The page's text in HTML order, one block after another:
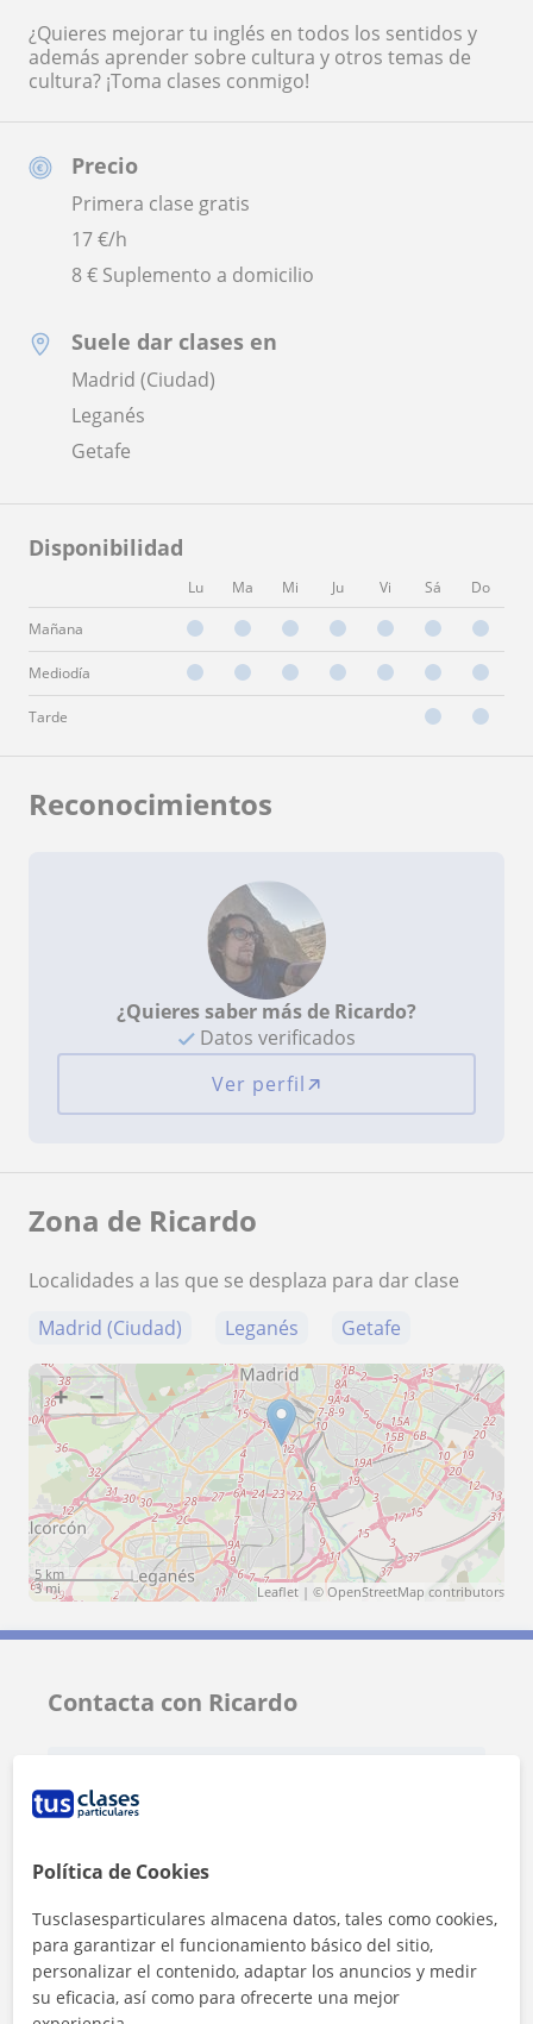
Precio
Primera clase gratis
17€/h
8 € Suplemento a domicilio
Suele dar clases en
Madrid (Ciudad)
Leganés
Getafe
Disponibilidad
Lu Ma Mi Ju Vi Sá Do
Mañana
Mediodía
Tarde
¿Quieres mejorar tu inglés en todos los sentidos y
además aprender sobre cultura y otros temas de
cultura? ¡Toma clases conmigo!
Reconocimientos
¿Quieres saber más de Ricardo?
Datos verificados
Ver perfil
Zona de Ricardo
Localidades a las que se desplaza para dar clase
Madrid (Ciudad)
Leganés Getafe
+ −
5 km
3 mi
Leaflet | © OpenStreetMap contributors
Contacta con Ricardo
1ª clase gratis
Política de Cookies
Tusclasesparticulares almacena datos, tales como cookies,
para garantizar el funcionamiento básico del sitio,
personalizar el contenido, adaptar los anuncios y medir
su eficacia, así como para ofrecerte una mejor